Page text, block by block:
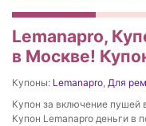
Lemanapro,
в Москве!
Купоны: Lemanapro, Для
Купон за включение пушей
Купон Lemanapro деньги в